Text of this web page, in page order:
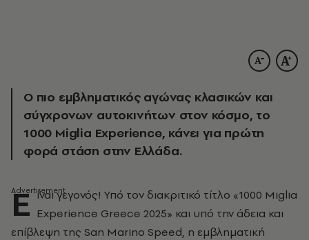
Ο πιο εμβληματικός αγώνας κλασικών και
σύγχρονων αυτοκινήτων στον κόσμο, το
1000 Miglia Experience, κάνει για πρώτη
φορά στάση στην Ελλάδα.
Ε ίναι γεγονός! Υπό τον διακριτικό τίτλο «1000 Miglia
Experience Greece 2025» και υπό την άδεια και
επίβλεψη της San Marino Speed, η εμβληματική